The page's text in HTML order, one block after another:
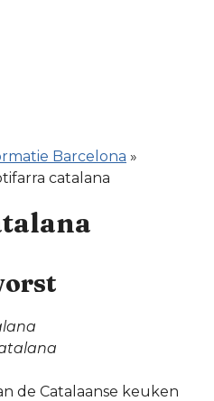
Barcelona »
catalana
de Catalaanse keuken